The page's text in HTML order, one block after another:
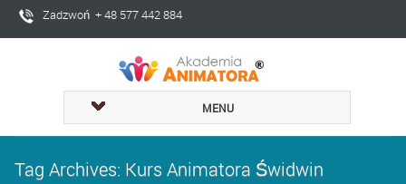
Zadzwoń + 48 577 442 884
MENU
Tag Archives: Kurs Animatora Świdwin